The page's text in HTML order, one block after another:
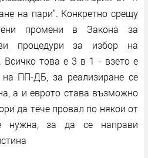
на пари“. Конкретно срещу
промени в Закона за
процедури за избор на
това е 3 в 1 - взето е
ПП-ДБ, за реализиране се
а и еврото става възможно
да тече провал по някои от
нужна, за да се направи